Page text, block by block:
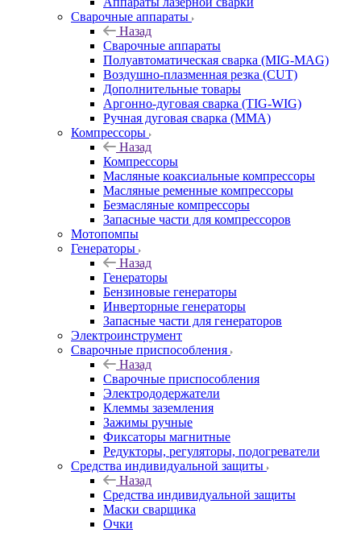
Сварочные аппараты
Назад
Сварочные аппараты
Полуавтоматическая сварка (MIG-MAG)
Воздушно-плазменная резка (CUT)
Дополнительные товары
Аргонно-дуговая сварка (TIG-WIG)
Ручная дуговая сварка (MMA)
Компрессоры
Назад
Компрессоры
Масляные коаксиальные компрессоры
Масляные ременные компрессоры
Безмасляные компрессоры
Запасные части для компрессоров
Мотопомпы
Генераторы
Назад
Генераторы
Бензиновые генераторы
Инверторные генераторы
Запасные части для генераторов
Электроинструмент
Сварочные приспособления
Назад
Сварочные приспособления
Электрододержатели
Клеммы заземления
Зажимы ручные
Фиксаторы магнитные
Редукторы, регуляторы, подогреватели
Средства индивидуальной защиты
Назад
Средства индивидуальной защиты
Маски сварщика
Очки